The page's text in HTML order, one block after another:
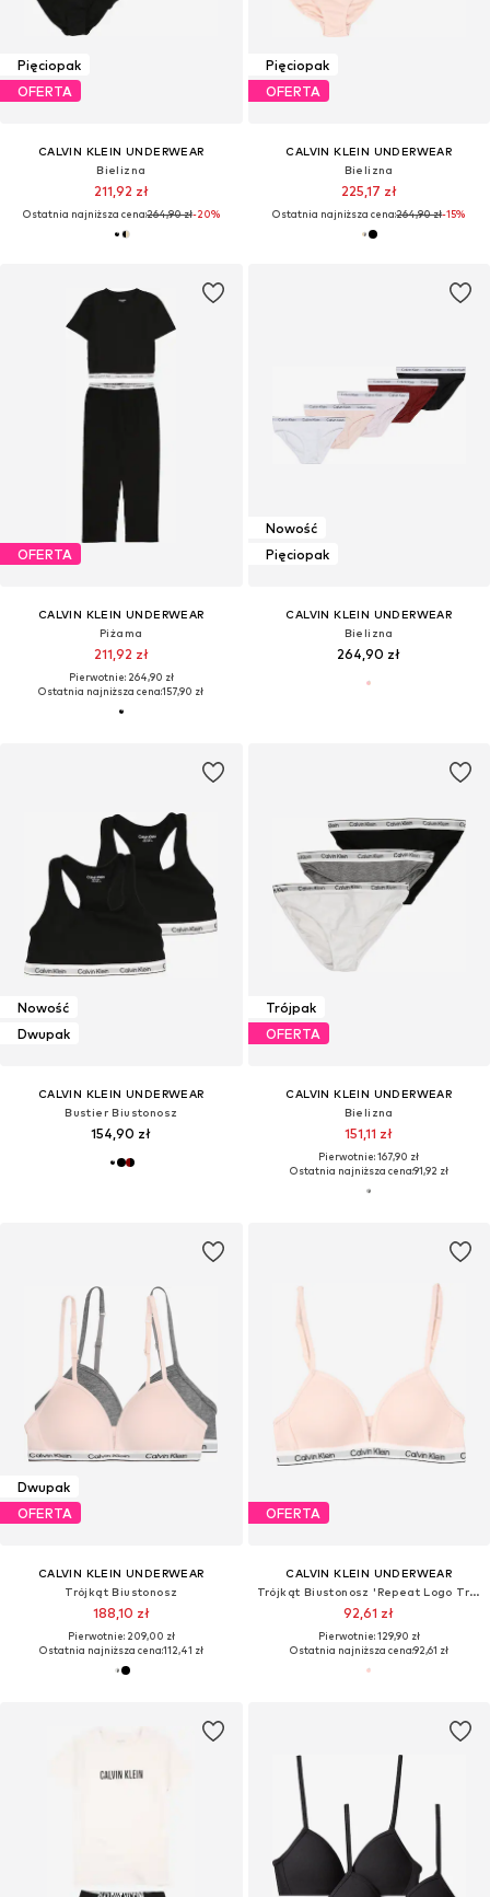
Pięciopak
OFERTA
CALVIN KLEIN UNDERWEAR
Bielizna
211,92 zł
Ostatnia najniższa cena:264,90 zł-20%
Pięciopak
OFERTA
CALVIN KLEIN UNDERWEAR
Bielizna
225,17 zł
Ostatnia najniższa cena:264,90 zł-15%
OFERTA
CALVIN KLEIN UNDERWEAR
Piżama
211,92 zł
Pierwotnie: 264,90 zł
Ostatnia najniższa cena:157,90 zł
Nowość
Pięciopak
CALVIN KLEIN UNDERWEAR
Bielizna
264,90 zł
Nowość
Dwupak
CALVIN KLEIN UNDERWEAR
Bustier Biustonosz
154,90 zł
Trójpak
OFERTA
CALVIN KLEIN UNDERWEAR
Bielizna
151,11 zł
Pierwotnie: 167,90 zł
Ostatnia najniższa cena:91,92 zł
Dwupak
OFERTA
CALVIN KLEIN UNDERWEAR
Trójkąt Biustonosz
188,10 zł
Pierwotnie: 209,00 zł
Ostatnia najniższa cena:112,41 zł
OFERTA
CALVIN KLEIN UNDERWEAR
Trójkąt Biustonosz 'Repeat Logo Triangle Bralette'
92,61 zł
Pierwotnie: 129,90 zł
Ostatnia najniższa cena:92,61 zł